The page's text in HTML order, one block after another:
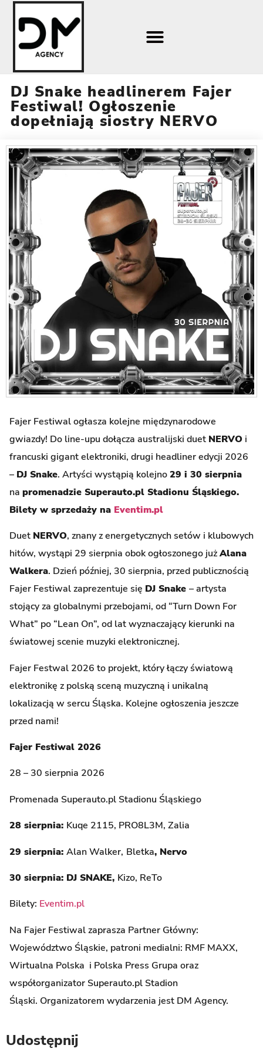
DJ Snake headlinerem Fajer
Festiwal! Ogłoszenie
dopełniają siostry NERVO
Fajer Festiwal ogłasza kolejne międzynarodowe
gwiazdy! Do line-upu dołącza australijski duet NERVO i
francuski gigant elektroniki, drugi headliner edycji 2026
– DJ Snake. Artyści wystąpią kolejno29 i 30 sierpnia
na promenadzie Superauto.pl Stadionu Śląskiego.
Bilety w sprzedaży na Eventim.pl
Duet NERVO, znany z energetycznych setów i klubowych
hitów, wystąpi 29 sierpnia obok ogłoszonego jużAlana
Walkera. Dzień później, 30 sierpnia, przed publicznością
Fajer Festiwal zaprezentuje się DJ Snake – artysta
stojący za globalnymi przebojami, od “Turn Down For
What” po “Lean On”, od lat wyznaczający kierunki na
światowej scenie muzyki elektronicznej.
Fajer Festwal 2026 to projekt, który łączy światową
elektronikę z polską sceną muzyczną i unikalną
lokalizacją w sercu Śląska. Kolejne ogłoszenia jeszcze
przed nami!
Fajer Festiwal 2026
28 – 30 sierpnia 2026
Promenada Superauto.pl Stadionu Śląskiego
28 sierpnia: Kuqe 2115, PRO8L3M, Zalia
29 sierpnia: Alan Walker, Bletka, Nervo
30 sierpnia: DJ SNAKE, Kizo, ReTo
Bilety: Eventim.pl
Na Fajer Festiwal zaprasza Partner Główny:
Województwo Śląskie, patroni medialni: RMF MAXX,
Wirtualna Polska i Polska Press Grupa oraz
współorganizator Superauto.pl Stadion
Śląski. Organizatorem wydarzenia jest DM Agency.
Udostępnij